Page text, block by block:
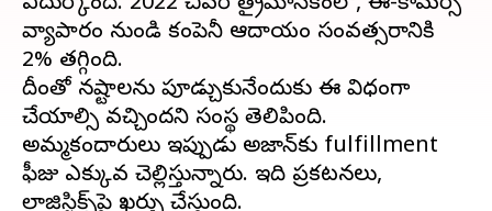
వ్యాపారం నుండి కంపెనీ ఆదాయం సంవత్సరానికి
2% తగ్గింది.
దీంతో నష్టాలను పూడ్చుకునేందుకు ఈ విధంగా
చేయాల్సి వచ్చిందని సంస్థ తెలిపింది.
అమ్మకందారులు ఇప్పుడు అమెజాన్‌కు fulfillment
ఫీజు ఎక్కువ చెల్లిస్తున్నారు. ఇది ప్రకటనలు,